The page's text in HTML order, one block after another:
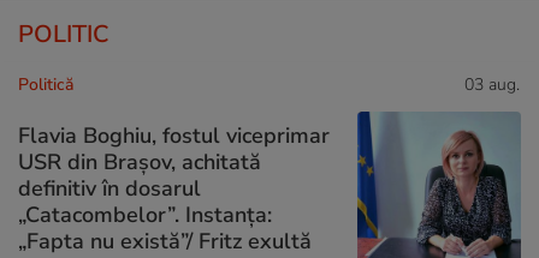
POLITIC
Politică 03 aug.
Flavia Boghiu, fostul viceprimar
USR din Brașov, achitată
definitiv în dosarul
„Catacombelor”. Instanța:
„Fapta nu există”/ Fritz exultă